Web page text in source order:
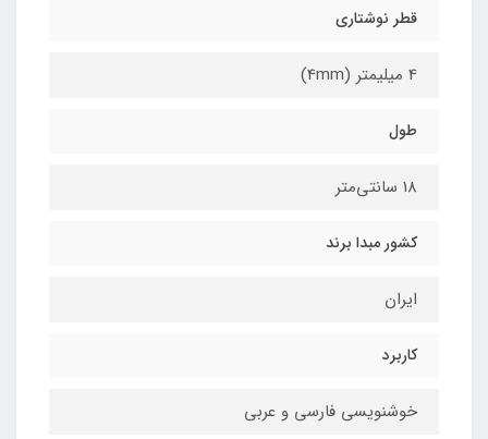
قطر نوشتاری
4 میلیمتر (4mm)
طول
18 سانتی‌متر
کشور مبدا برند
ایران
کاربرد
خوشنویسی فارسی و عربی